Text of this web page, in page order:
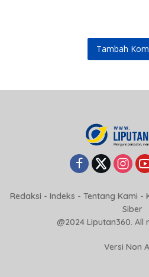
Tambah
Redaksi - Indeks - Tentang Kami -
Siber
@2024 Liputan360. All
Versi Non